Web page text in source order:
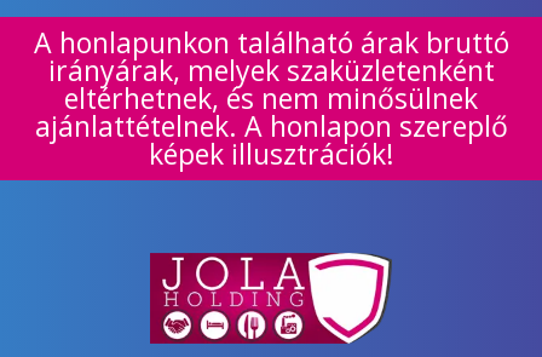
A honlapunkon található árak bruttó
irányárak, melyek szaküzletenként
eltérhetnek, és nem minősülnek
ajánlattételnek. A honlapon szereplő
képek illusztrációk!